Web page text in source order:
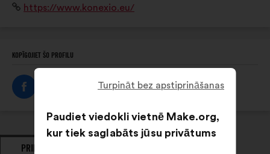
défis de l’intelligence artificielle.
Interneta
https://www.konexio.eu/
KOPĪGOJIET ŠO PROFILU
PRIEKŠLIKUMI
Turpināt bez apstiprināšanas
Paudiet viedokli vietnē Make.org,
kur tiek saglabāts jūsu privātums